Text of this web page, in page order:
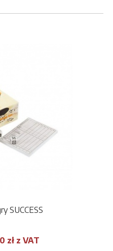
SUCCESS
zł z VAT